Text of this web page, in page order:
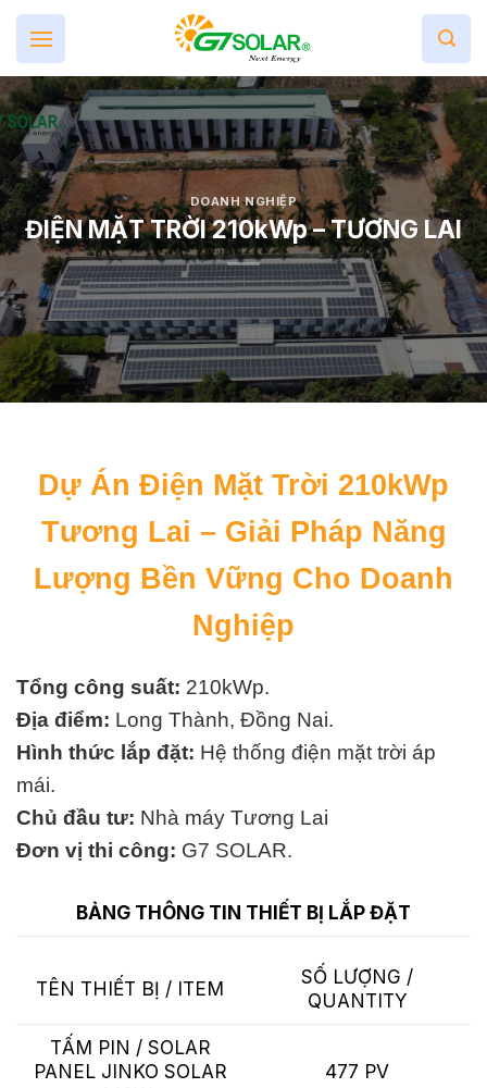
Skip
content
DOANH NGHIỆP
ĐIỆN MẶT TRỜI 210kWp – TƯƠNG LAI
Dự Án Điện Mặt Trời 210kWp
Tương Lai – Giải Pháp Năng
Lượng Bền Vững Cho Doanh
Nghiệp
Tổng công suất: 210kWp.
Địa điểm: Long Thành, Đồng Nai.
Hình thức lắp đặt: Hệ thống điện mặt trời áp
mái.
Chủ đầu tư: Nhà máy Tương Lai
Đơn vị thi công: G7 SOLAR.
BẢNG THÔNG TIN THIẾT BỊ LẮP ĐẶT
TÊN THIẾT BỊ / ITEM
SỐ LƯỢNG /
QUANTITY
TẤM PIN / SOLAR
PANEL JINKO SOLAR
477 PV